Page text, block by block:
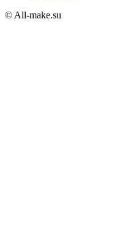
© All-make.su